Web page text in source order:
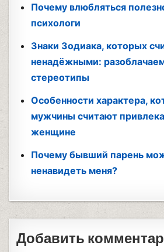
Почему влюбляться
психологи
Знаки Зодиака, которых
ненадёжными:
стереотипы
Особенности характера,
мужчины считают
женщине
Почему бывший парень
ненавидеть меня?
Добавить